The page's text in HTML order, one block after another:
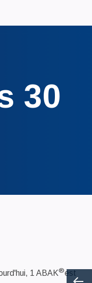
30
1 ABAK®est